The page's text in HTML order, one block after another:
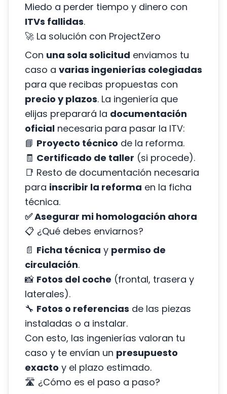
Miedo a perder tiempo y dinero con
ITVs fallidas.
🚀 La solución con ProjectZero
Con una sola solicitud enviamos tu
caso a varias ingenierías colegiadas
para que recibas propuestas con
precio y plazos. La ingeniería que
elijas preparará la documentación
oficial necesaria para pasar la ITV:
📘 Proyecto técnico de la reforma.
🧾 Certificado de taller (si procede).
📑 Resto de documentación necesaria
para inscribir la reforma en la ficha
técnica.
✅ Asegurar mi homologación ahora
📋 ¿Qué debes enviarnos?
📄 Ficha técnica y permiso de
circulación.
📸 Fotos del coche (frontal, trasera y
laterales).
🔧 Fotos o referencias de las piezas
instaladas o a instalar.
Con esto, las ingenierías valoran tu
caso y te envían un presupuesto
exacto y el plazo estimado.
🛣️ ¿Cómo es el paso a paso?